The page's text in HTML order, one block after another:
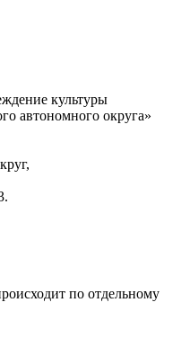
культуры
автономного округа»
по отдельному